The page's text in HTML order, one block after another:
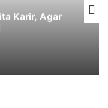
Karir, Agar